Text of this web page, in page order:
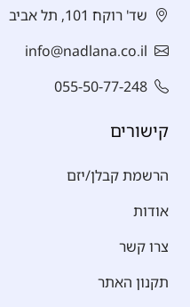
שד' רוקח 101, תל אביב
info@nadlana.co.il
055-50-77-248
קישורים
הרשמת קבלן/יזם
אודות
צרו קשר
תקנון האתר